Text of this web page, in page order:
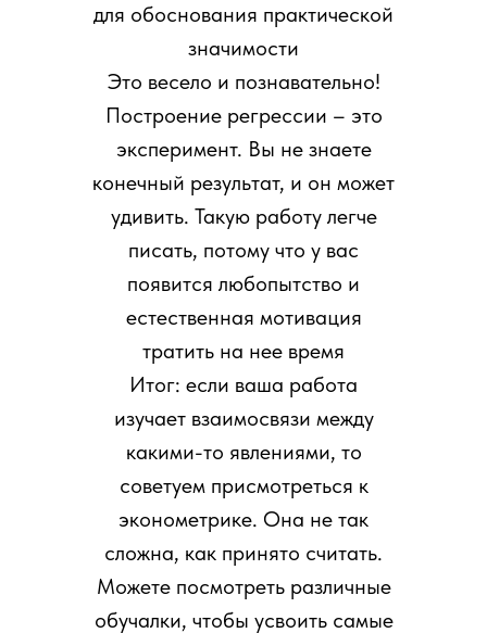
для обоснования практической
значимости
Это весело и познавательно!
Построение регрессии – это
эксперимент. Вы не знаете
конечный результат, и он может
удивить. Такую работу легче
писать, потому что у вас
появится любопытство и
естественная мотивация
тратить на нее время
Итог: если ваша работа
изучает взаимосвязи между
какими-то явлениями, то
советуем присмотреться к
эконометрике. Она не так
сложна, как принято считать.
Можете посмотреть различные
обучалки, чтобы усвоить самые